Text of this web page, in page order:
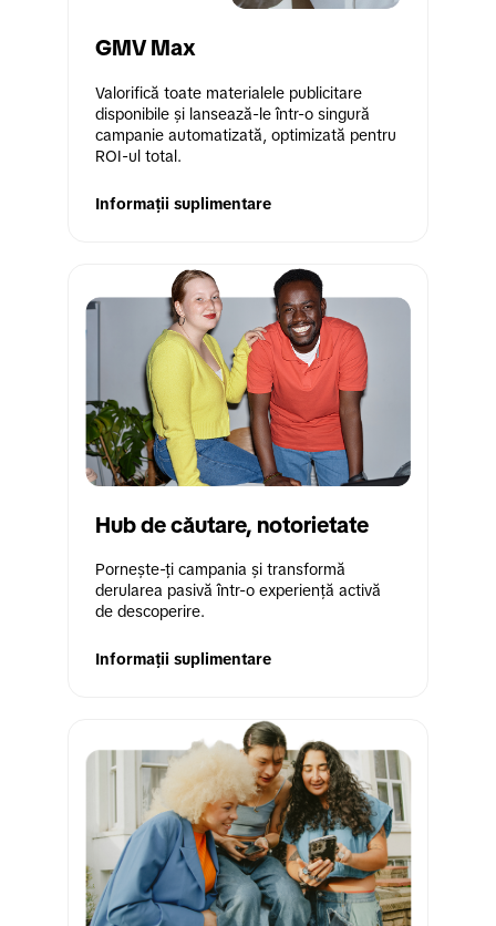
GMV Max
Valorifică toate materialele publicitare
disponibile și lansează-le într-o singură
campanie automatizată, optimizată pentru
ROI-ul total.
Informații suplimentare
Hub de căutare, notorietate
Pornește-ți campania și transformă
derularea pasivă într-o experiență activă
de descoperire.
Informații suplimentare